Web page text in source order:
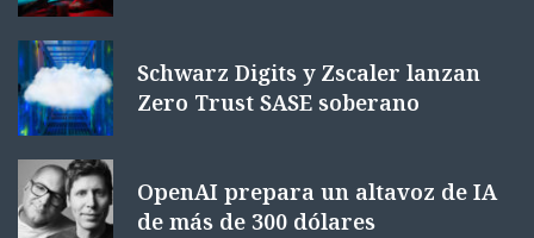
Schwarz Digits y Zscaler lanzan
Zero Trust SASE soberano
OpenAI prepara un altavoz de IA
de más de 300 dólares